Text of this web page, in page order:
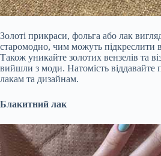
Золоті прикраси, фольга або лак
старомодно, чим можуть підкреслити
Також уникайте золотих вензелів та
вийшли з моди. Натомість віддавайте
лакам та дизайнам.
Блакитний лак